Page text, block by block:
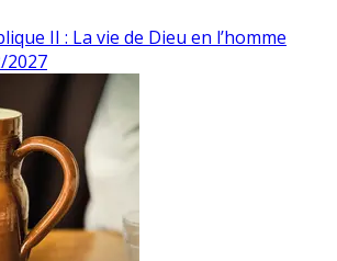
II : La vie de Dieu en l’homme
2027